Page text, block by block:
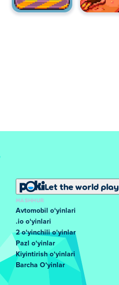
Let the world play
MASHHUR
Avtomobil oʻyinlari
.io oʻyinlari
2 oʻyinchili oʻyinlar
Pazl oʻyinlar
Kiyintirish oʻyinlari
Barcha Oʻyinlar